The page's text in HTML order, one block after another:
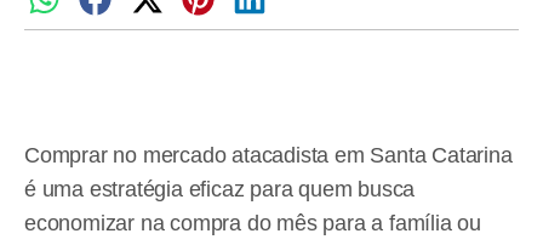
Comprar no mercado atacadista em Santa Catarina
é uma estratégia eficaz para quem busca
economizar na compra do mês para a família ou